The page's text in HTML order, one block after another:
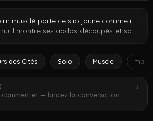
musclé porte ce slip jaune comme il
il montre ses abdos découpés et son
et flex montrant chaque angle de ce
tease de chambre frère ce garçon sait
des Cités Solo Muscle
— lancez la conversation
↓